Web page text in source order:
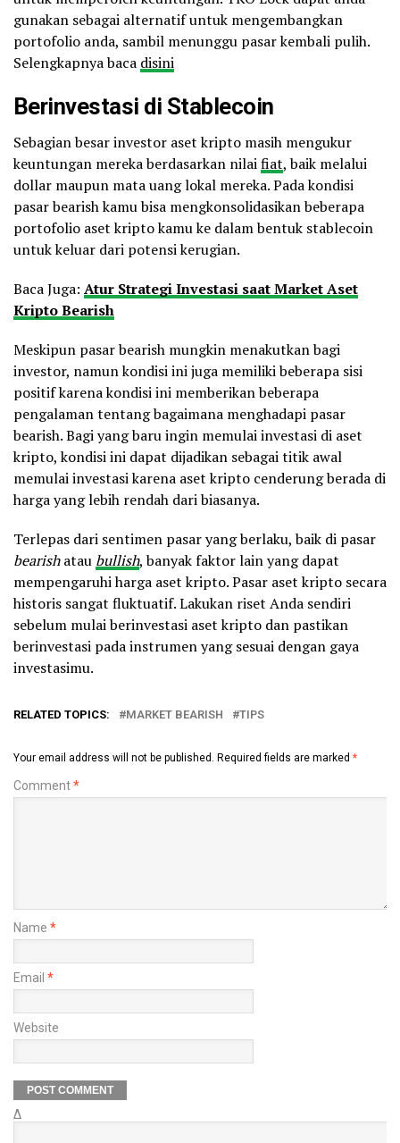
gunakan sebagai alternatif untuk mengembangkan
portofolio anda, sambil menunggu pasar kembali pulih.
Selengkapnya baca disini
Berinvestasi di Stablecoin
Sebagian besar investor aset kripto masih mengukur
keuntungan mereka berdasarkan nilaifiat, baik melalui
dollar maupun mata uang lokal mereka. Pada kondisi
pasar bearish kamu bisa mengkonsolidasikan beberapa
portofolio aset kripto kamu ke dalam bentuk stablecoin
untuk keluar dari potensi kerugian.
Baca Juga: Atur Strategi Investasi saat Market Aset
Kripto Bearish
Meskipun pasar bearish mungkin menakutkan bagi
investor, namun kondisi ini juga memiliki beberapa sisi
positif karena kondisi ini memberikan beberapa
pengalaman tentang bagaimana menghadapi pasar
bearish. Bagi yang baru ingin memulai investasi di aset
kripto, kondisi ini dapat dijadikan sebagai titik awal
memulai investasi karena aset kripto cenderung berada di
harga yang lebih rendah dari biasanya.
Terlepas dari sentimen pasar yang berlaku, baik di pasar
bearishatau bullish, banyak faktor lain yang dapat
mempengaruhi harga aset kripto. Pasar aset kripto secara
historis sangat fluktuatif. Lakukan riset Anda sendiri
sebelum mulai berinvestasi aset kripto dan pastikan
berinvestasi pada instrumen yang sesuai dengan gaya
investasimu.
RELATED TOPICS: MARKET BEARISH TIPS
Your email address will not be published. Required fields are marked *
Comment*
Name *
Email *
Website
Δ